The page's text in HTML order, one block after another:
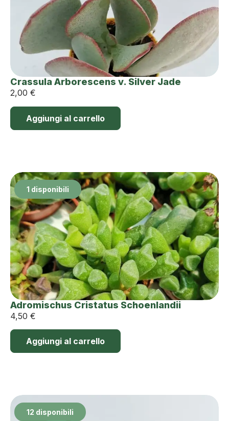
Crassula Arborescens v. Silver Jade
2,00 €
Aggiungi al carrello
1 disponibili
Adromischus Cristatus Schoenlandii
4,50 €
Aggiungi al carrello
12 disponibili